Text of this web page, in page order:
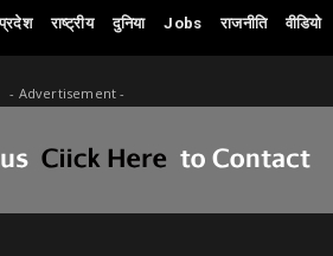
राष्ट्रीय दुनिया Jobs राजनीति वीडियो
- Advertisement -